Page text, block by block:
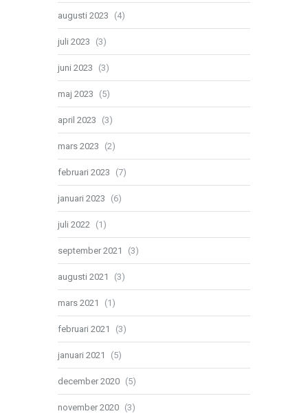
augusti 2023 (4)
juli 2023 (3)
juni 2023 (3)
maj 2023 (5)
april 2023 (3)
mars 2023 (2)
februari 2023 (7)
januari 2023 (6)
juli 2022 (1)
september 2021 (3)
augusti 2021 (3)
mars 2021 (1)
februari 2021 (3)
januari 2021 (5)
december 2020 (5)
november 2020 (3)